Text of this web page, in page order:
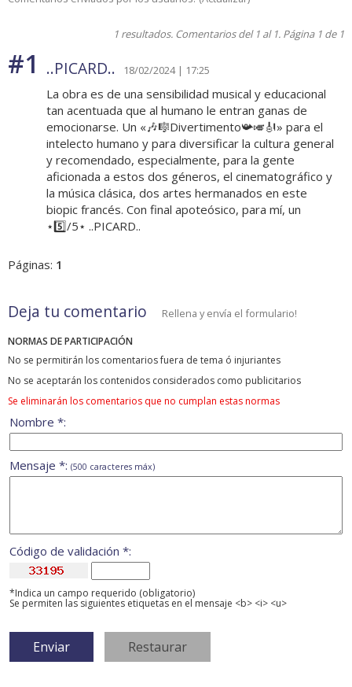
1 resultados. Comentarios del 1 al 1. Página 1 de 1
#1 ..PICARD.. 18/02/2024 | 17:25
La obra es de una sensibilidad musical y educacional
tan acentuada que al humano le entran ganas de
emocionarse. Un «🎶🎼Divertimento📯🎺🎻» para el
intelecto humano y para diversificar la cultura general
y recomendado, especialmente, para la gente
aficionada a estos dos géneros, el cinematográfico y
la música clásica, dos artes hermanados en este
biopic francés. Con final apoteósico, para mí, un
⋆5️⃣/5⋆ ..PICARD..
Páginas: 1
Deja tu comentario Rellena y envía el formulario!
NORMAS DE PARTICIPACIÓN
No se permitirán los comentarios fuera de tema ó injuriantes
No se aceptarán los contenidos considerados como publicitarios
Se eliminarán los comentarios que no cumplan estas normas
Nombre *:
Mensaje *: (500 caracteres máx)
Código de validación *:
*Indica un campo requerido (obligatorio)
Se permiten las siguientes etiquetas en el mensaje <b> <i> <u>